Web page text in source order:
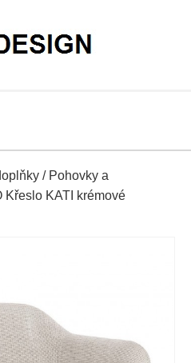
/ Pohovky a
Křeslo KATI krémové